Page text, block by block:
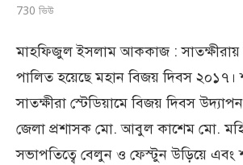
730 ভিউ
মাহফিজুল ইসলাম আককাজ : সাতক্ষীরায়
পালিত হয়েছে মহান বিজয় দিবস ২০১৭।
সাতক্ষীরা স্টেডিয়ামে বিজয় দিবস
জেলা প্রশাসক মো. আবুল কাশেম মো.
সভাপতিত্বে বেলুন ও ফেস্টুন উড়িয়ে এবং